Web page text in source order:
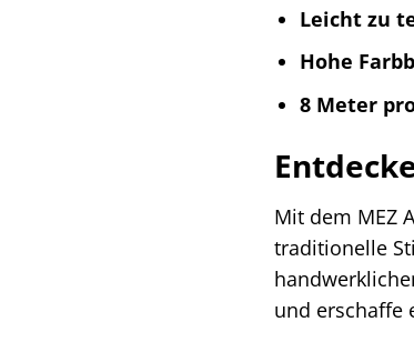
Leicht zu
Hohe
8 Meter
Mit dem MEZ
traditionelle
und erschaffe